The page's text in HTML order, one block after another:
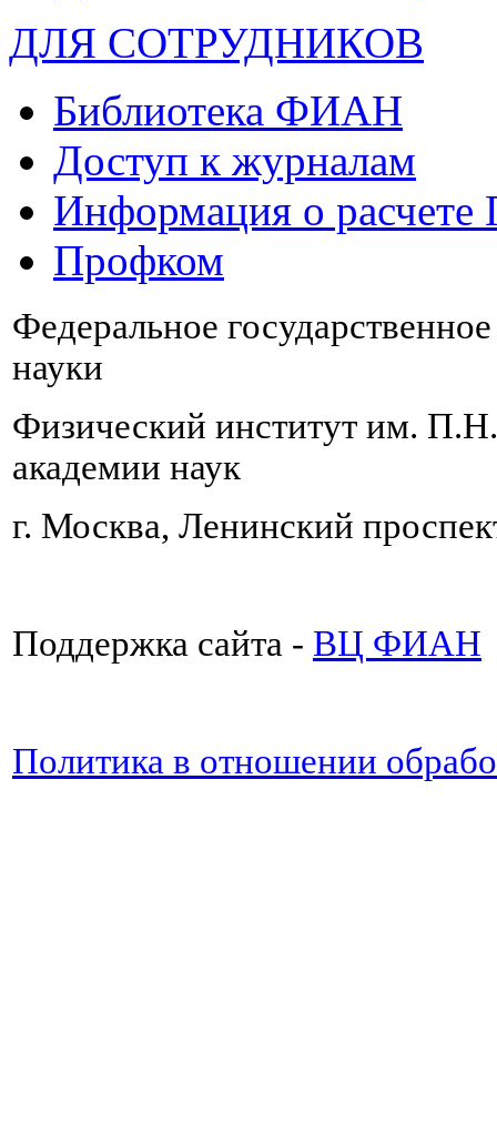
ДЛЯ СОТРУДНИКОВ
Библиотека ФИАН
Доступ к журналам
Информация о
Профком
Федеральное
науки
Физический институт им.
академии наук
г. Москва, Ленинский
Поддержка сайта - ВЦ ФИАН
Политика в отношении